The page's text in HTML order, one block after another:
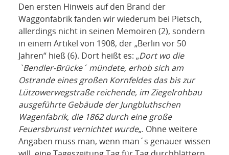
Den ersten Hinweis auf den Brand der
Waggonfabrik fanden wir wiederum bei Pietsch,
allerdings nicht in seinen Memoiren (2), sondern
in einem Artikel von 1908, der „Berlin vor 50
Jahren“ hieß (6). Dort heißt es: „Dort wo die
`Bendler-Brücke´ mündete, erhob sich am
Ostrande eines großen Kornfeldes das bis zur
Lützowerwegstraße reichende, im Ziegelrohbau
ausgeführte Gebäude der Jungbluthschen
Wagenfabrik, die 1862 durch eine große
Feuersbrunst vernichtet wurde„. Ohne weitere
Angaben muss man, wenn man´s genauer wissen